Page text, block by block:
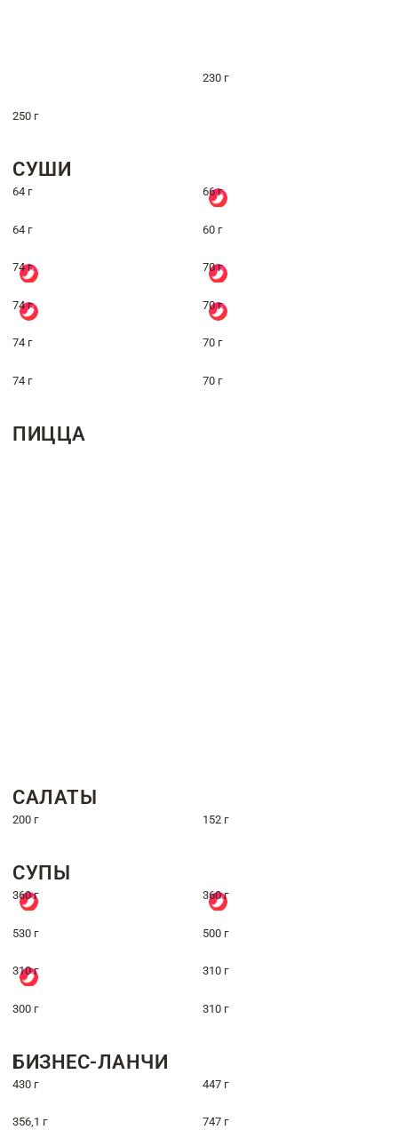
230 г
250 г
СУШИ
64 г 66 г
64 г 60 г
74 г 70 г
74 г 70 г
74 г 70 г
74 г 70 г
ПИЦЦА
САЛАТЫ
200 г 152 г
СУПЫ
360 г 360 г
530 г 500 г
310 г 310 г
300 г 310 г
БИЗНЕС-ЛАНЧИ
430 г 447 г
356,1 г 747 г